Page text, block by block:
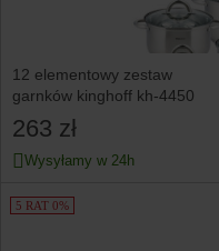
12 elementowy zestaw
garnków kinghoff kh-4450
263 zł
Wysyłamy w 24h
5 RAT 0%